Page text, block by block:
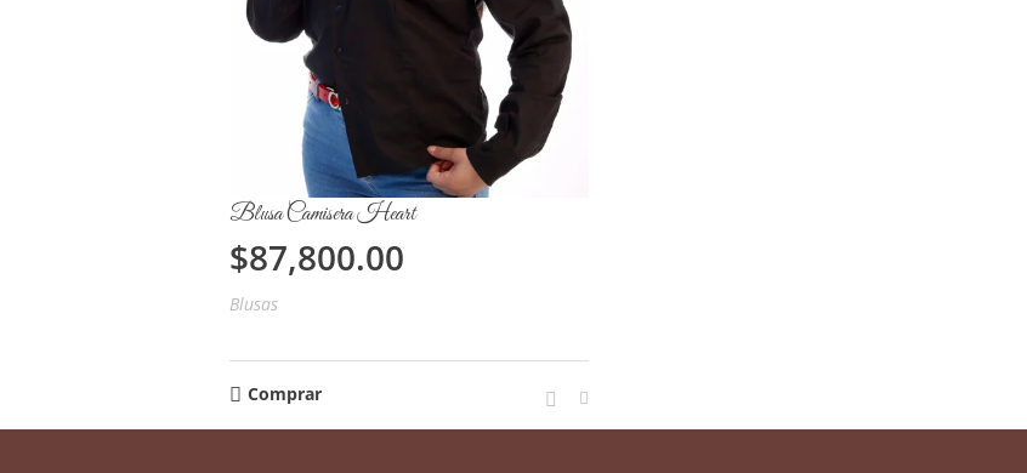
Blusa Camisera Heart
$87,800.00
Blusas
Comprar